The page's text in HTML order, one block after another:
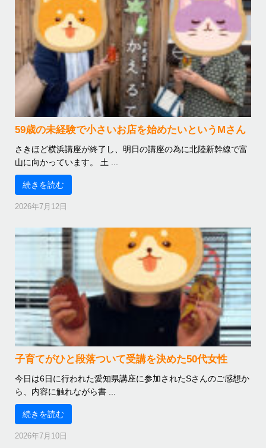
59歳の未経験で小さいお店を始めたいというMさん
さきほど横浜講座が終了し、明日の講座の為に北陸新幹線で富
山に向かっています。 土 ...
続きを読む
2026年7月12日
子育てがひと段落ついて受講を決めた50代女性
今日は6日に行われた愛知県講座に参加されたSさんのご感想か
ら、内容に触れながら書 ...
続きを読む
2026年7月10日